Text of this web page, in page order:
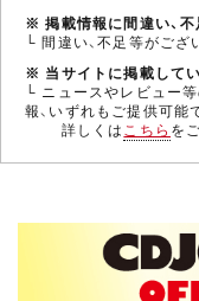
※ 掲載情報に間違い、不
└ 間違い、不足等がござ
※ 当サイトに掲載して
└ ニュースやレビュー
報、いずれもご提供可能
詳しくはこちら を